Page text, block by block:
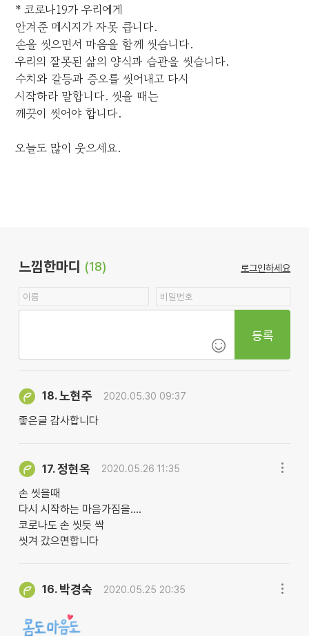
* 코로나19가 우리에게
안겨준 메시지가 자못 큽니다.
손을 씻으면서 마음을 함께 씻습니다.
우리의 잘못된 삶의 양식과 습관을 씻습니다.
수치와 갈등과 증오를 씻어내고 다시
시작하라 말합니다. 씻을 때는
깨끗이 씻어야 합니다.
오늘도 많이 웃으세요.
느낌한마디 (18) 로그인하세요
등록
18.노현주 2020.05.30 09:37
좋은글 감사합니다
17.정현옥 2020.05.26 11:35
손 씻을때
다시 시작하는 마음가짐을....
코로나도 손 씻듯 싹
씻겨 갔으면합니다
16. 박경숙 2020.05.25 20:35